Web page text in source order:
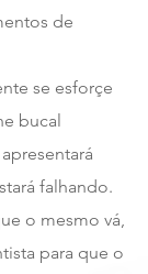
de
se esforçe
bucal
falhando.
o mesmo vá,
para que o